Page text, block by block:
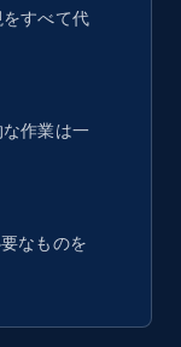
すべて代
作業は一
なものを